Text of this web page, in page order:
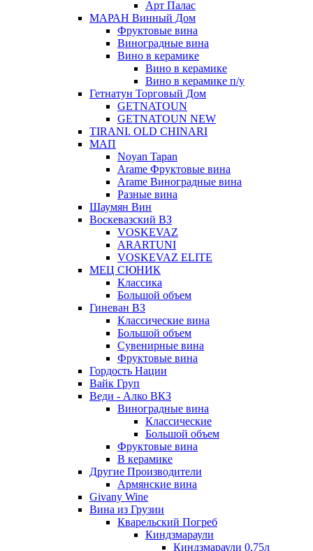
Арт Палас
МАРАН Винный Дом
Фруктовые вина
Виноградные вина
Вино в керамике
Вино в керамике
Вино в керамике п/у
Гетнатун Торговый Дом
GETNATOUN
GETNATOUN NEW
TIRANI. OLD CHINARI
МАП
Noyan Tapan
Arame Фруктовые вина
Arame Виноградные вина
Разные вина
Шаумян Вин
Воскевазский ВЗ
VOSKEVAZ
ARARTUNI
VOSKEVAZ ELITE
МЕЦ СЮНИК
Классика
Большой объем
Гиневан ВЗ
Классические вина
Большой объем
Сувенирные вина
Фруктовые вина
Гордость Нации
Вайк Груп
Веди - Алко ВКЗ
Виноградные вина
Классические
Большой объем
Фруктовые вина
В керамике
Другие Производители
Армянские вина
Givany Wine
Вина из Грузии
Кварельский Погреб
Киндзмараули
Киндзмараули 0,75л